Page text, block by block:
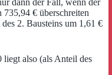
dann der Fall, wenn der
€ überschreiten
2. Bausteins um 1,61 €
also (als Anteil des